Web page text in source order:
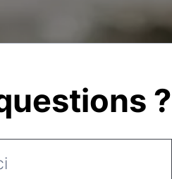
?